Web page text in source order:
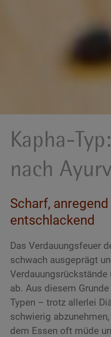
Kapha-
nach
Scharf, anregend
entschlackend
Das Verdauungsfeuer
schwach ausgeprägt
ab. Aus diesem
Typen – trotz allerlei
schwierig
dem Essen oft müde